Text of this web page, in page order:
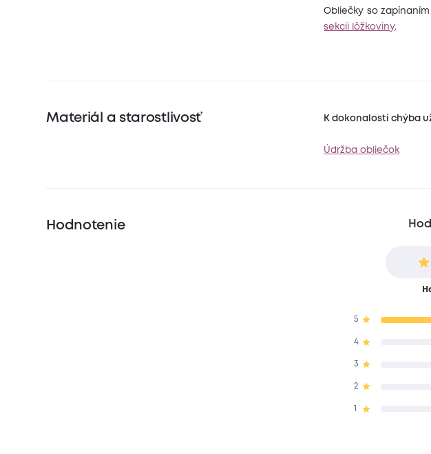
Obliečky so
sekcii lôžkoviny.
Materiál a starostlivosť K dokonalosti chýba
Údržba obliečok
Hodnotenie
5
4
3
2